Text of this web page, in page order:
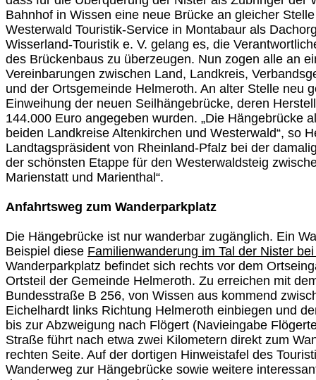
Bahnhof in Wissen eine neue Brücke an gleicher
Westerwald Touristik-Service in Montabaur als
Wisserland-Touristik e. V. gelang es, die
des Brückenbaus zu überzeugen. Nun zogen alle an
Vereinbarungen zwischen Land, Landkreis,
und der Ortsgemeinde Helmeroth. An alter Stelle neu
Einweihung der neuen Seilhängebrücke, deren
144.000 Euro angegeben wurden. „Die Hängebrücke
beiden Landkreise Altenkirchen und Westerwald“, so
Landtagspräsident von Rheinland-Pfalz bei der
der schönsten Etappe für den Westerwaldsteig
Marienstatt und Marienthal“.
Anfahrtsweg zum Wanderparkplatz
Die Hängebrücke ist nur wanderbar zugänglich. Ein
Beispiel diese Familienwanderung im Tal der Nister
Wanderparkplatz befindet sich rechts vor dem
Ortsteil der Gemeinde Helmeroth. Zu erreichen mit
Bundesstraße B 256, von Wissen aus kommend
Eichelhardt links Richtung Helmeroth einbiegen und
bis zur Abzweigung nach Flögert (Navieingabe
Straße führt nach etwa zwei Kilometern direkt zum
rechten Seite. Auf der dortigen Hinweistafel des
Wanderweg zur Hängebrücke sowie weitere